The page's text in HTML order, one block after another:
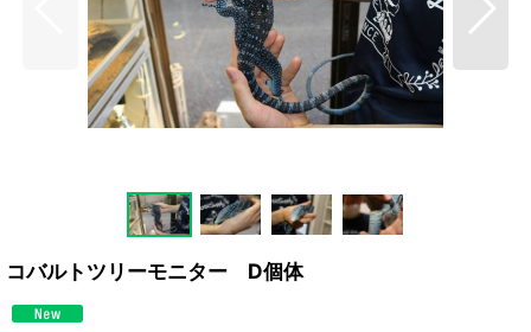
コバルトツリーモニター D個体